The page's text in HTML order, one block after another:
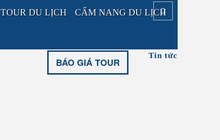
BÁO GIÁ TOUR
Tin tức
TOUR DU LỊCH CẨM NANG DU LỊCH